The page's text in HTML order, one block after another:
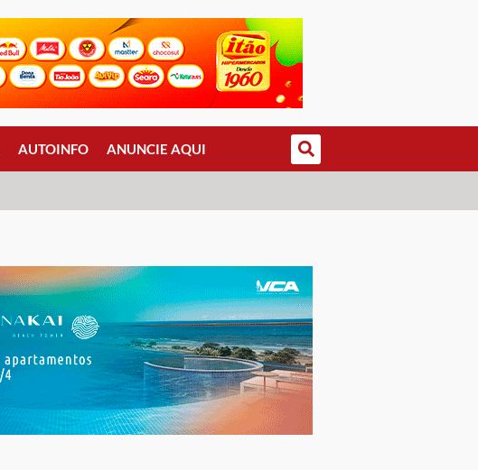
AUTOINFO ANUNCIE AQUI